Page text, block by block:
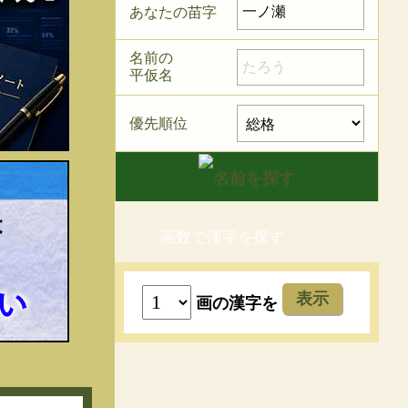
あなたの苗字
名前の
平仮名
優先順位
画数で漢字を探す
画の漢字を 表示